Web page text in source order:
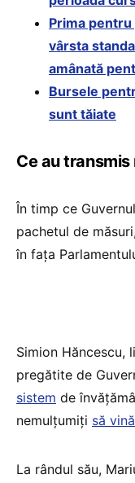
Prima
vârsta
amânată
Bursele
sunt tăiate
Ce au
În timp ce
pachetul de
în fața
Simion Hăncescu,
pregătite de
sistem de
nemulțumiți să
La rândul său,